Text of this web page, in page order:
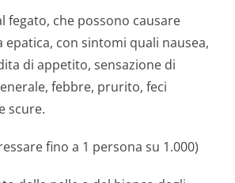
fegato, che possono causare
epatica, con sintomi quali nausea,
di appetito, sensazione di
febbre, prurito, feci
scure.
fino a 1 persona su 1.000)